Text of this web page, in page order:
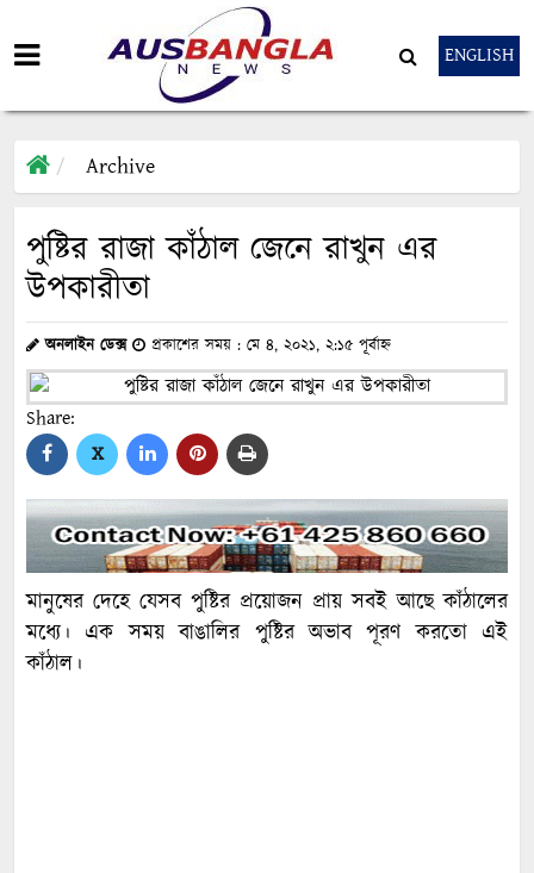
ENGLISH
Archive
পুষ্টির রাজা কাঁঠাল জেনে রাখুন এর
উপকারীতা
অনলাইন ডেক্স প্রকাশের সময় : মে ৪, ২০২১, ২:১৫ পূর্বাহ্ন
Share:
X
মানুষের দেহে যেসব পুষ্টির প্রয়োজন প্রায় সবই আছে কাঁঠালের
মধ্যে। এক সময় বাঙালির পুষ্টির অভাব পূরণ করতো এই
কাঁঠাল।